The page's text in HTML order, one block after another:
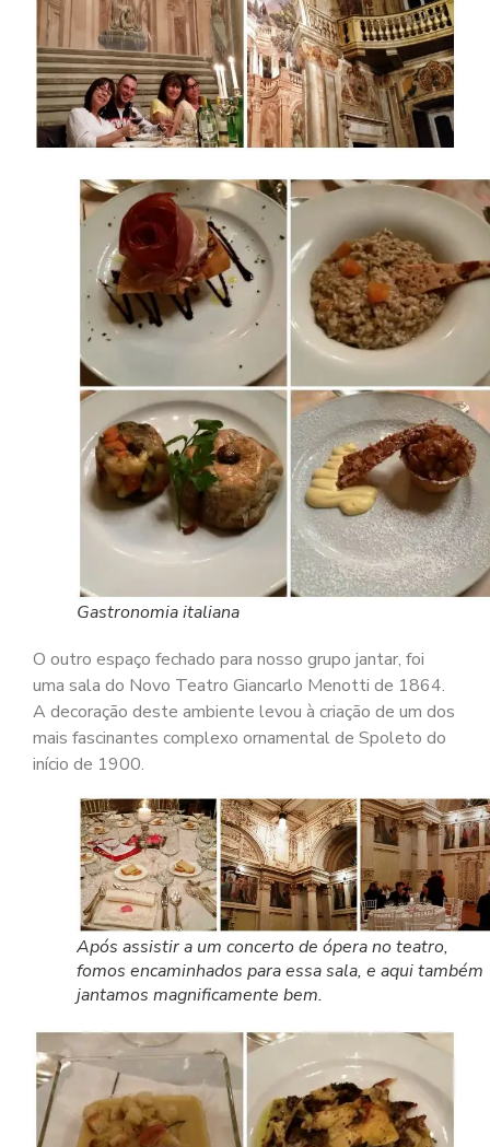
Gastronomia italiana
O outro espaço fechado para nosso grupo jantar, foi
uma sala do Novo Teatro Giancarlo Menotti de 1864.
A decoração deste ambiente levou à criação de um dos
mais fascinantes complexo ornamental de Spoleto do
início de 1900.
Após assistir a um concerto de ópera no teatro,
fomos encaminhados para essa sala, e aqui também
jantamos magnificamente bem.